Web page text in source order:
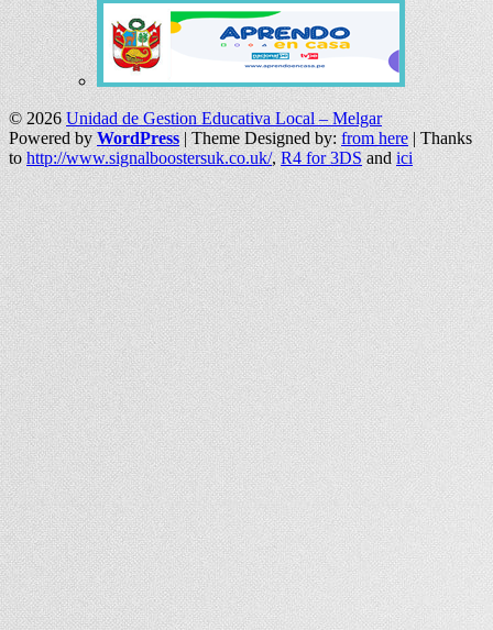
© 2026Unidad de Gestion Educativa Local – Melgar
Powered byWordPress| Theme Designed by: from here| Thanks
tohttp://www.signalboostersuk.co.uk/,R4 for 3DSandici